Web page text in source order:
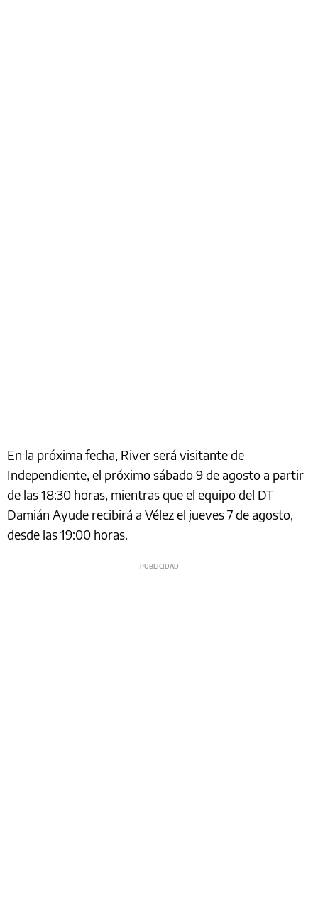
En la próxima fecha, River será visitante de
Independiente, el próximo sábado 9 de agosto a partir
de las 18:30 horas, mientras que el equipo del DT
Damián Ayude recibirá a Vélez el jueves 7 de agosto,
desde las 19:00 horas.